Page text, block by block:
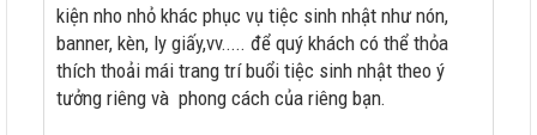
kiện nho nhỏ khác phục vụ tiệc sinh nhật như nón,
banner, kèn, ly giấy,vv..... để quý khách có thể thỏa
thích thoải mái trang trí buổi tiệc sinh nhật theo ý
tưởng riêng và phong cách của riêng bạn.